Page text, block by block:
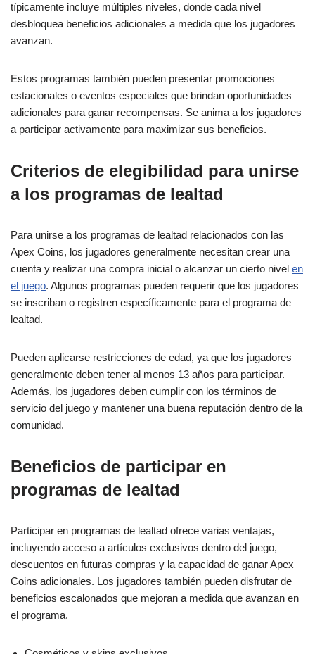
típicamente incluye múltiples niveles, donde cada nivel
desbloquea beneficios adicionales a medida que los jugadores
avanzan.
Estos programas también pueden presentar promociones
estacionales o eventos especiales que brindan oportunidades
adicionales para ganar recompensas. Se anima a los jugadores
a participar activamente para maximizar sus beneficios.
Criterios de elegibilidad para unirse
a los programas de lealtad
Para unirse a los programas de lealtad relacionados con las
Apex Coins, los jugadores generalmente necesitan crear una
cuenta y realizar una compra inicial o alcanzar un cierto nivel en
el juego. Algunos programas pueden requerir que los jugadores
se inscriban o registren específicamente para el programa de
lealtad.
Pueden aplicarse restricciones de edad, ya que los jugadores
generalmente deben tener al menos 13 años para participar.
Además, los jugadores deben cumplir con los términos de
servicio del juego y mantener una buena reputación dentro de la
comunidad.
Beneficios de participar en
programas de lealtad
Participar en programas de lealtad ofrece varias ventajas,
incluyendo acceso a artículos exclusivos dentro del juego,
descuentos en futuras compras y la capacidad de ganar Apex
Coins adicionales. Los jugadores también pueden disfrutar de
beneficios escalonados que mejoran a medida que avanzan en
el programa.